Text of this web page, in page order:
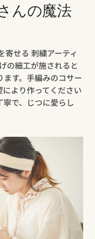
んの魔法
寄せる 刺繍アーティ
の細工が施されると
ます。手編みのコサー
より作ってください
で、じつに愛らし